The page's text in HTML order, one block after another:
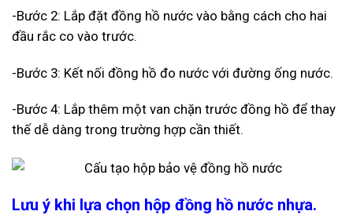
-Bước 2: Lắp đặt đồng hồ nước vào bằng cách cho hai
đầu rắc co vào trước.
-Bước 3: Kết nối đồng hồ đo nước với đường ống nước.
-Bước 4: Lắp thêm một van chặn trước đồng hồ để thay
thế dễ dàng trong trường hợp cần thiết.
Lưu ý khi lựa chọn hộp đồng hồ nước nhựa.